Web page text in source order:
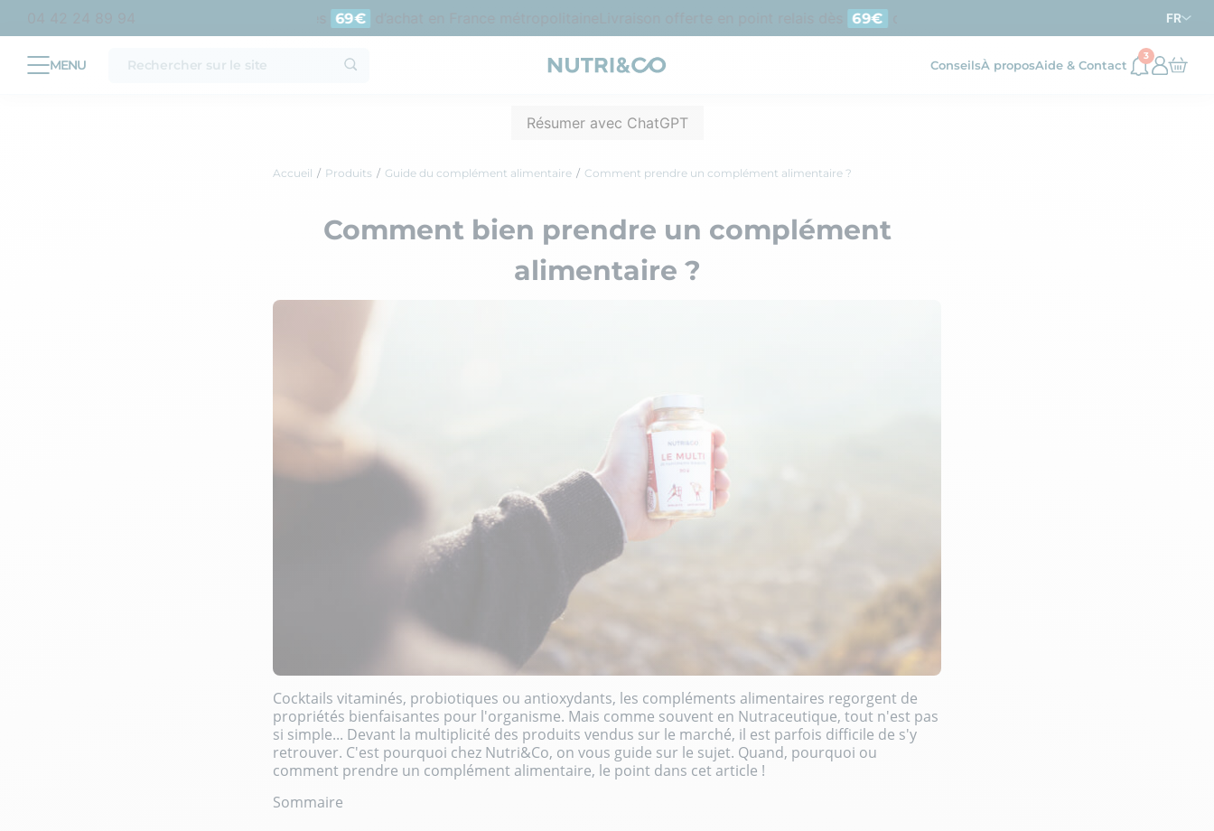
69€ d’achat en France métropolitaine 69€ d’achat en France métropolitaine FR
ConseilsÀ proposAide & Contact
3
Résumer avec ChatGPT
Accueil Produits Guide du complément alimentaire Comment prendre un complément alimentaire ?
Comment bien prendre un complément
alimentaire ?
Cocktails vitaminés, probiotiques ou antioxydants, les compléments alimentaires regorgent de
propriétés bienfaisantes pour l'organisme. Mais comme souvent en Nutraceutique, tout n'est pas
si simple... Devant la multiplicité des produits vendus sur le marché, il est parfois difficile de s'y
retrouver. C'est pourquoi chez Nutri&Co, on vous guide sur le sujet. Quand, pourquoi ou
comment prendre un complément alimentaire, le point dans cet article !
Sommaire